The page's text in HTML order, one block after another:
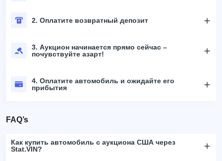
2. Оплатите возвратный депозит
3. Аукцион начинается прямо сейчас –
почувствуйте азарт!
4. Оплатите автомобиль и ожидайте его
прибытия
FAQ’s
Как купить автомобиль с аукциона США через
Stat.VIN?